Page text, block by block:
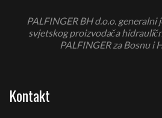
PALFINGER BH d.o.o. generalni
svjetskog proizvodača
PALFINGER za Bosnu i
Kontakt